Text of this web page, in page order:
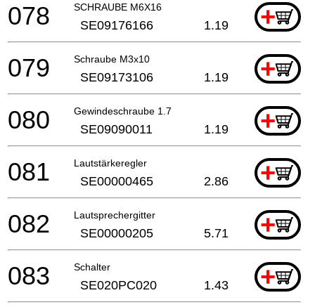
SCHRAUBE M6X16 +
078 SE09176166 1.19
Schraube M3x10 +
079 SE09173106 1.19
Gewindeschraube 1.7 +
080 SE09090011 1.19
Lautstärkeregler +
081 SE00000465 2.86
Lautsprechergitter +
082 SE00000205 5.71
Schalter +
083 SE020PC020 1.43